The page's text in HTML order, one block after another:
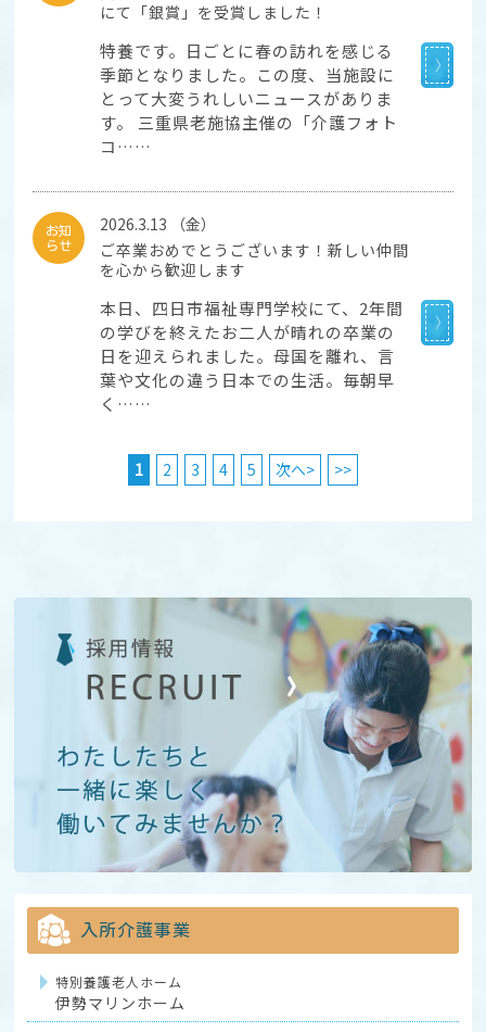
にて「銀賞」を受賞しました！
特養です。日ごとに春の訪れを感じる
季節となりました。この度、当施設に
とって大変うれしいニュースがありま
す。 三重県老施協主催の「介護フォト
コ……
お知
らせ
2026.3.13 （金）
ご卒業おめでとうございます！新しい仲間
を心から歓迎します
本日、四日市福祉専門学校にて、2年間
の学びを終えたお二人が晴れの卒業の
日を迎えられました。母国を離れ、言
葉や文化の違う日本での生活。毎朝早
く……
1 2 3 4 5 次へ> >>
入所介護事業
特別養護老人ホーム
伊勢マリンホーム